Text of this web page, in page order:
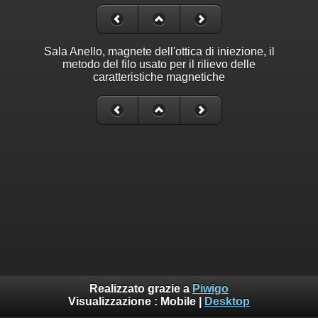
Sala Anello, magnete dell'ottica di iniezione, il
metodo del filo usato per il rilievo delle
caratteristiche magnetiche
Realizzato grazie a Piwigo
Visualizzazione : Mobile Desktop